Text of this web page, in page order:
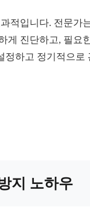
적입니다. 전문가
게 진단하고, 필요
정하고 정기적으로
지 노하우